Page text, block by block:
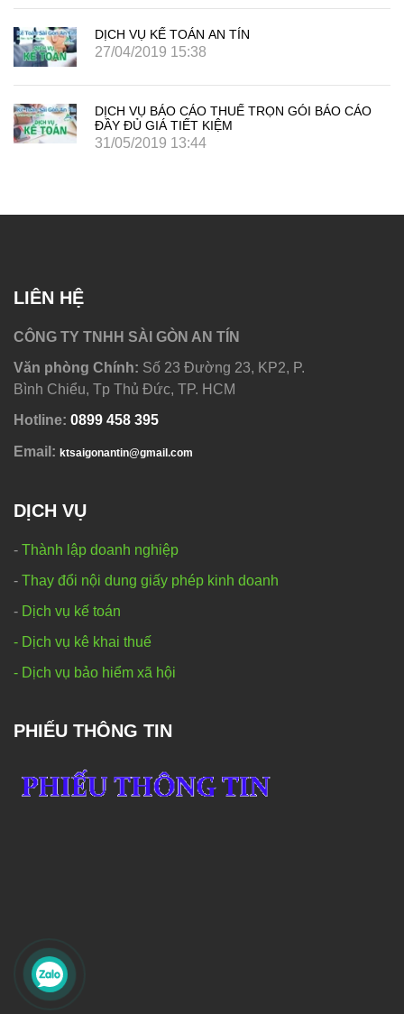
DỊCH VỤ KẾ TOÁN AN TÍN
27/04/2019 15:38
DỊCH VỤ BÁO CÁO THUẾ TRỌN GÓI BÁO CÁO
ĐẦY ĐỦ GIÁ TIẾT KIỆM
31/05/2019 13:44
LIÊN HỆ
CÔNG TY TNHH SÀI GÒN AN TÍN
Văn phòng Chính: Số 23 Đường 23, KP2, P.
Bình Chiểu, Tp Thủ Đức, TP. HCM
Hotline: 0899 458 395
Email: ktsaigonantin@gmail.com
DỊCH VỤ
- Thành lập doanh nghiệp
- Thay đổi nội dung giấy phép kinh doanh
- Dịch vụ kế toán
- Dịch vụ kê khai thuế
- Dịch vụ bảo hiểm xã hội
PHIẾU THÔNG TIN